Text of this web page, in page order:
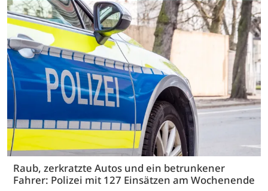
Raub, zerkratzte Autos und ein betrunkener
Fahrer: Polizei mit 127 Einsätzen am Wochenende